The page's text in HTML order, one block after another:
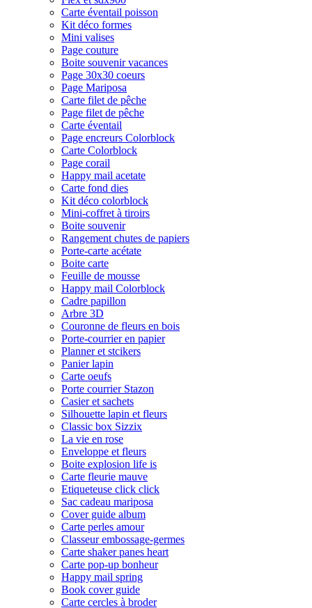
Carte éventail poisson
Kit déco formes
Mini valises
Page couture
Boite souvenir vacances
Page 30x30 coeurs
Page Mariposa
Carte filet de pêche
Page filet de pêche
Carte éventail
Page encreurs Colorblock
Carte Colorblock
Page corail
Happy mail acetate
Carte fond dies
Kit déco colorblock
Mini-coffret à tiroirs
Boite souvenir
Rangement chutes de papiers
Porte-carte acétate
Boite carte
Feuille de mousse
Happy mail Colorblock
Cadre papillon
Arbre 3D
Couronne de fleurs en bois
Porte-courrier en papier
Planner et stcikers
Panier lapin
Carte oeufs
Porte courrier Stazon
Casier et sachets
Silhouette lapin et fleurs
Classic box Sizzix
La vie en rose
Enveloppe et fleurs
Boite explosion life is
Carte fleurie mauve
Etiqueteuse click click
Sac cadeau mariposa
Cover guide album
Carte perles amour
Classeur embossage-germes
Carte shaker panes heart
Carte pop-up bonheur
Happy mail spring
Book cover guide
Carte cercles à broder